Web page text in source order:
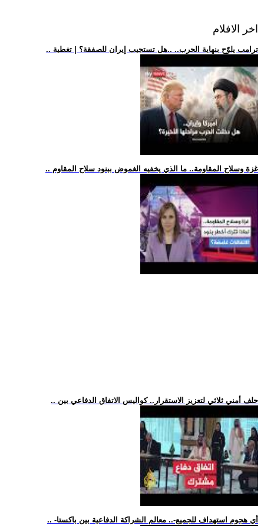
اخر الافلام
.. ترامب يلوّح بنهاية الحرب.. ..هل تستجيب إيران للصفقة؟ | تغطية
.. غزة وسلاح المقاومة.. ما الذي يخفيه الغموض ببنود سلاح المقاوم
.. حلف أمني ثلاثي لتعزيز الاستقرار.. كواليس الاتفاق الدفاعي بين
.. -أي هجوم استهداف للجميع-.. معالم الشراكة الدفاعية بين باكستا